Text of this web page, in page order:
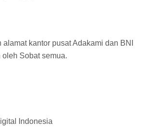
kantor pusat Adakami dan BNI
Sobat semua.
Indonesia